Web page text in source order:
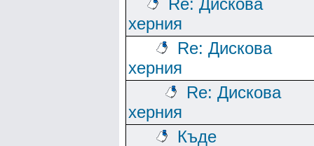
Re: Дискова
херния
Re: Дискова
херния
Re: Дискова
херния
Къде